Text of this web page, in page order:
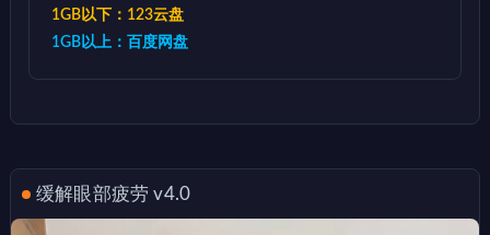
1GB以下：123云盘
1GB以上：百度网盘
缓解眼部疲劳 v4.0